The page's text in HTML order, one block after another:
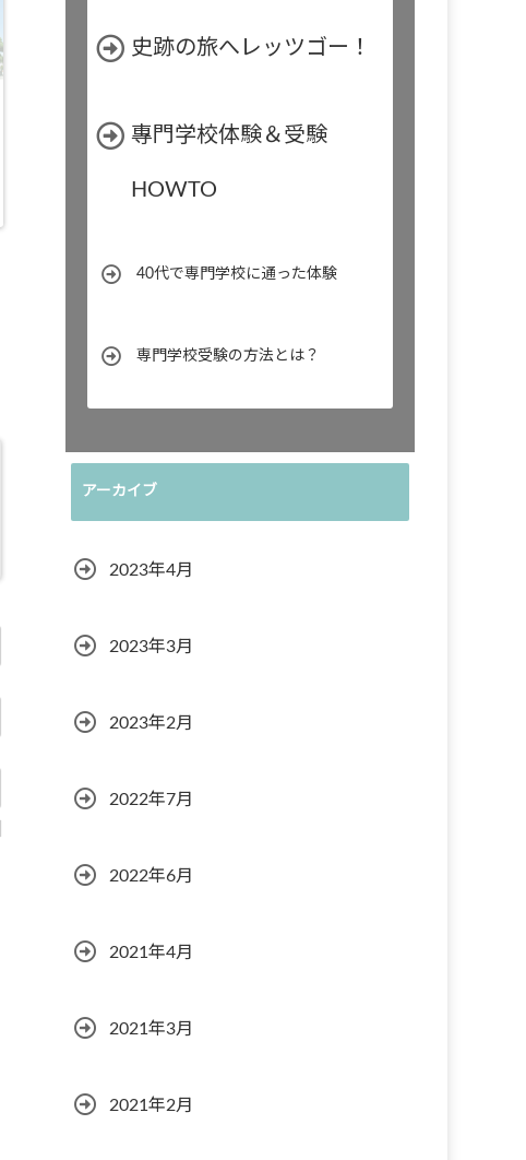
史跡の旅へレッツゴー！
專門学校体験＆受験
HOWTO
40代で専門学校に通った体験
専門学校受験の方法とは？
アーカイブ
2023年4月
2023年3月
2023年2月
2022年7月
2022年6月
2021年4月
2021年3月
2021年2月